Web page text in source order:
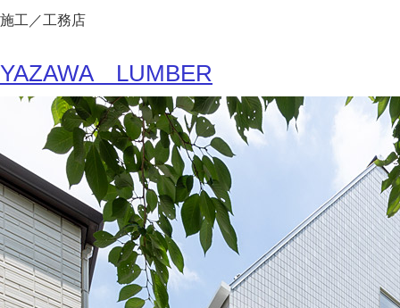
施工／工務店
YAZAWA LUMBER